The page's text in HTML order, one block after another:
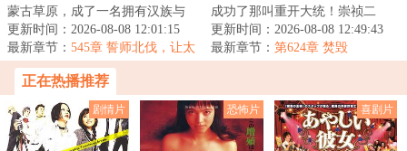
蒙古草原，成了一名拥有汉族与
蒙古族血统的少年，你会如何选
择？是南下回归...
更新时间：2026-08-08 12:01:15
最新章节： 545章 誓师北伐，让太
祖的规矩笼罩寰宇！
成功了那叫重开大统！崇祯二
年，天灾席卷大明上下，后金挥
师入关。内有银川...
更新时间：2026-08-08 12:49:43
最新章节： 第624章 焚毁
正在热播推荐
剧情片 恐怖片 喜剧片